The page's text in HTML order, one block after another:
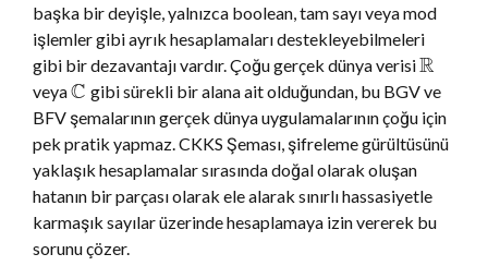
başka bir deyişle, yalnızca boolean, tam sayı veya mod
işlemler gibi ayrık hesaplamaları destekleyebilmeleri
gibi bir dezavantajı vardır. Çoğu gerçek dünya verisiR
veyaC gibi sürekli bir alana ait olduğundan, bu BGV ve
BFV şemalarının gerçek dünya uygulamalarının çoğu için
pek pratik yapmaz. CKKS Şeması, şifreleme gürültüsünü
yaklaşık hesaplamalar sırasında doğal olarak oluşan
hatanın bir parçası olarak ele alarak sınırlı hassasiyetle
karmaşık sayılar üzerinde hesaplamaya izin vererek bu
sorunu çözer.